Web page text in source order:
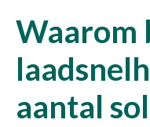
Waarom
aantal